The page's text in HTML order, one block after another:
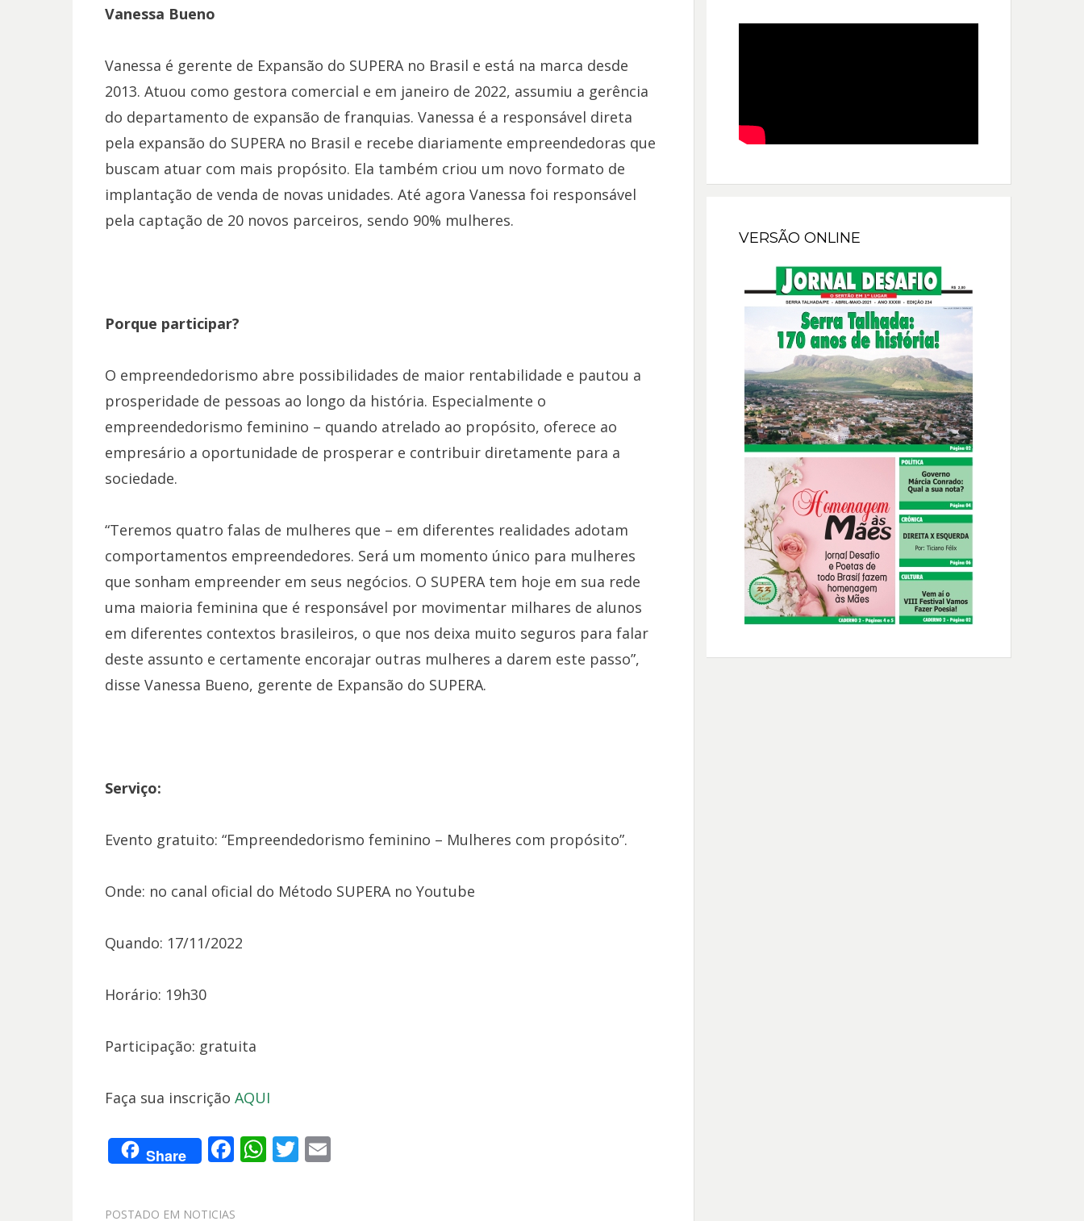
Vanessa Bueno
Vanessa é gerente de Expansão do SUPERA no Brasil e está na marca desde
2013. Atuou como gestora comercial e em janeiro de 2022, assumiu a gerência
do departamento de expansão de franquias. Vanessa é a responsável direta
pela expansão do SUPERA no Brasil e recebe diariamente empreendedoras que
buscam atuar com mais propósito. Ela também criou um novo formato de
implantação de venda de novas unidades. Até agora Vanessa foi responsável
pela captação de 20 novos parceiros, sendo 90% mulheres.
Porque participar?
O empreendedorismo abre possibilidades de maior rentabilidade e pautou a
prosperidade de pessoas ao longo da história. Especialmente o
empreendedorismo feminino – quando atrelado ao propósito, oferece ao
empresário a oportunidade de prosperar e contribuir diretamente para a
sociedade.
“Teremos quatro falas de mulheres que – em diferentes realidades adotam
comportamentos empreendedores. Será um momento único para mulheres
que sonham empreender em seus negócios. O SUPERA tem hoje em sua rede
uma maioria feminina que é responsável por movimentar milhares de alunos
em diferentes contextos brasileiros, o que nos deixa muito seguros para falar
deste assunto e certamente encorajar outras mulheres a darem este passo”,
disse Vanessa Bueno, gerente de Expansão do SUPERA.
Serviço:
Evento gratuito: “Empreendedorismo feminino – Mulheres com propósito”.
Onde: no canal oficial do Método SUPERA no Youtube
Quando: 17/11/2022
Horário: 19h30
Participação: gratuita
Faça sua inscrição AQUI
Share F W T E
POSTADO EM NOTICIAS
VERSÃO ONLINE